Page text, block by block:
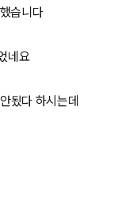
습니다
네요
됬다 하시는데